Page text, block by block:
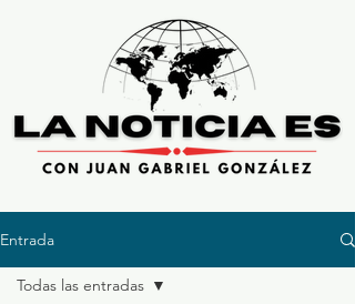
Entrada
Todas las entradas